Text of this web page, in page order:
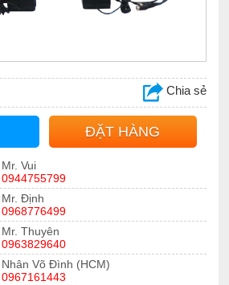
Chia sẻ
ĐẶT HÀNG
Mr. Vui
0944755799
Mr. Định
0968776499
Mr. Thuyên
0963829640
Nhân Võ Đình (HCM)
0967161443